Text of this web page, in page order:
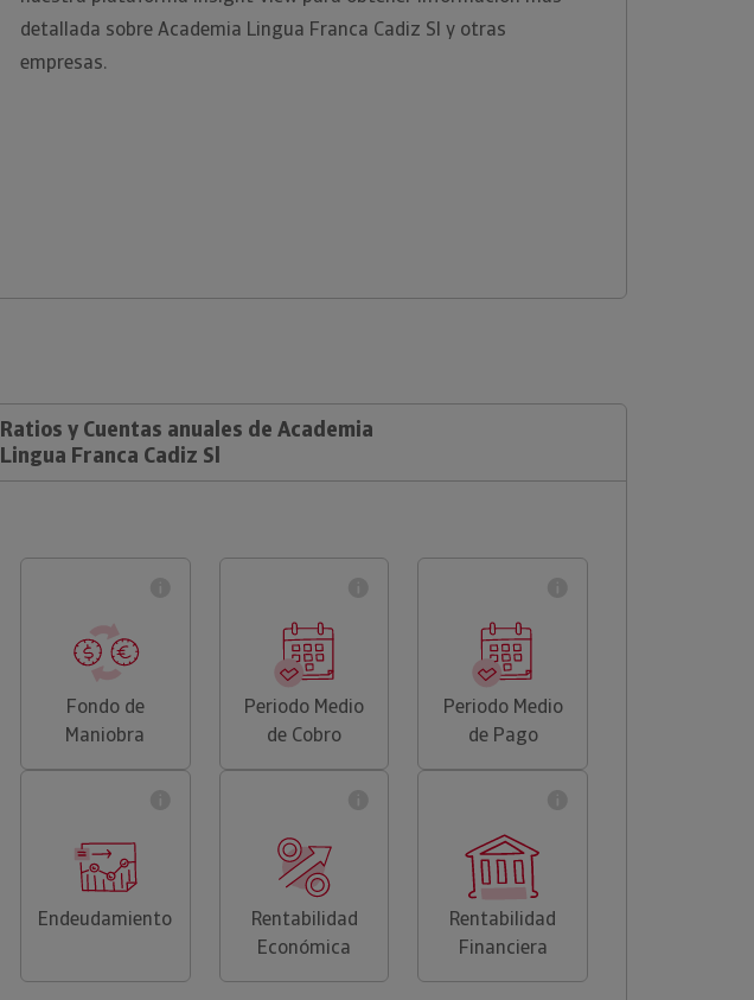
detallada sobre Academia Lingua Franca Cadiz Sl y otras
empresas.
Ratios y Cuentas anuales de Academia
Lingua Franca Cadiz Sl
Fondo de
Maniobra
Periodo Medio
de Cobro
Periodo Medio
de Pago
Endeudamiento
Rentabilidad
Económica
Rentabilidad
Financiera